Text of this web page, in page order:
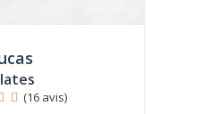
(16 avis)